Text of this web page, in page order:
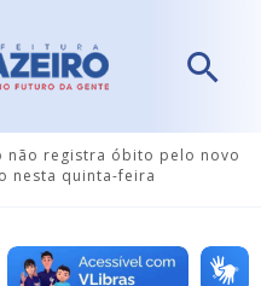
não registra óbito pelo novo
nesta quinta-feira